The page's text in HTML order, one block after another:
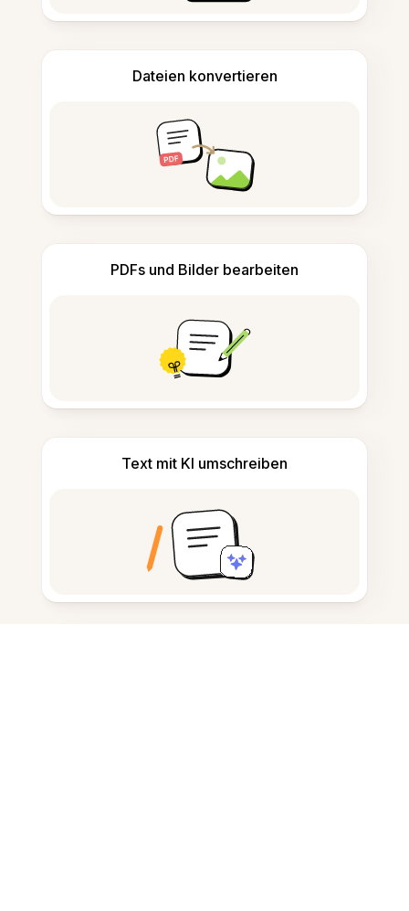
Dateien konvertieren
PDFs und Bilder bearbeiten
Text mit KI umschreiben